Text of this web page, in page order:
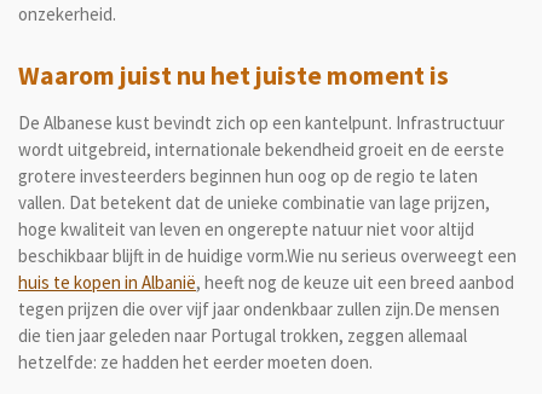
onzekerheid.
Waarom juist nu het juiste moment is
De Albanese kust bevindt zich op een kantelpunt. Infrastructuur
wordt uitgebreid, internationale bekendheid groeit en de eerste
grotere investeerders beginnen hun oog op de regio te laten
vallen. Dat betekent dat de unieke combinatie van lage prijzen,
hoge kwaliteit van leven en ongerepte natuur niet voor altijd
beschikbaar blijft in de huidige vorm.Wie nu serieus overweegt een
huis te kopen in Albanië, heeft nog de keuze uit een breed aanbod
tegen prijzen die over vijf jaar ondenkbaar zullen zijn.De mensen
die tien jaar geleden naar Portugal trokken, zeggen allemaal
hetzelfde: ze hadden het eerder moeten doen.